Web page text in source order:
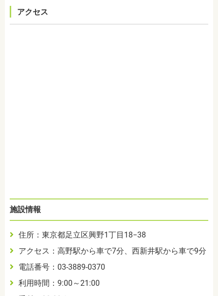
アクセス
施設情報
住所：東京都足立区興野1丁目 18−38
アクセス：高野駅から車で7分、西新井駅から車で9分
電話番号： 03-3889-0370
利用時間：9:00～21:00